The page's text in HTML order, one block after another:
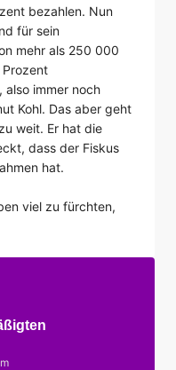
bezahlen. Nun
für sein
mehr als 250 000
also immer noch
Kohl. Das aber geht
weit. Er hat die
dass der Fiskus
hat.
viel zu fürchten,